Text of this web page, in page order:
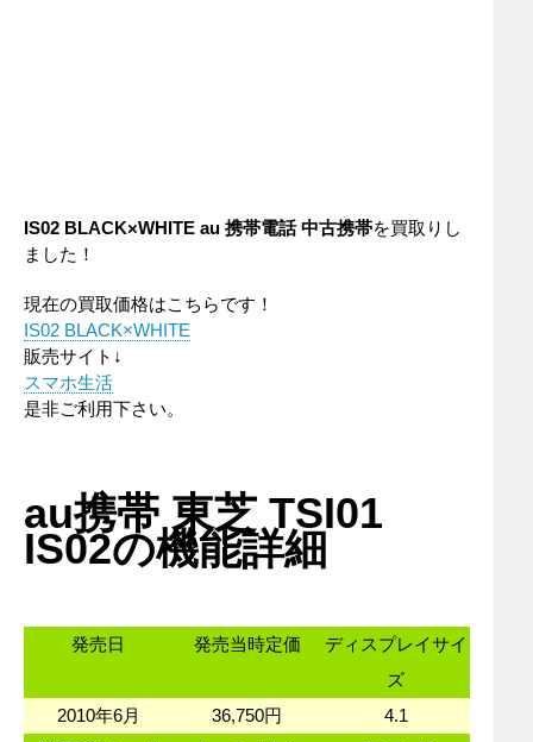
IS02 BLACK×WHITE au 携帯電話 中古携帯を買取りし
ました！
現在の買取価格はこちらです！
IS02 BLACK×WHITE
販売サイト↓
スマホ生活
是非ご利用下さい。
au携帯 東芝 TSI01
IS02の機能詳細
発売日 発売当時定価
ディスプレイサイ
ズ
2010年6月
36,750円
4.1